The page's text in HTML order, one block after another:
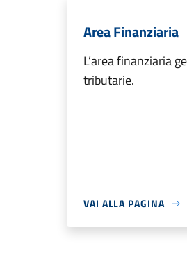
Area Finanziaria
L’area finanziaria
tributarie.
VAI ALLA PAGINA